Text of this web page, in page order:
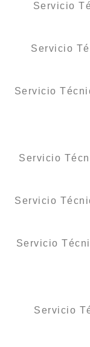
Servicio
Servicio
Servicio
Servicio
Servicio
Servicio
Servicio